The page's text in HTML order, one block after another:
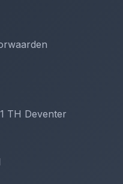
TH Deventer